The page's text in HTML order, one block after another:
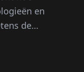
en
de